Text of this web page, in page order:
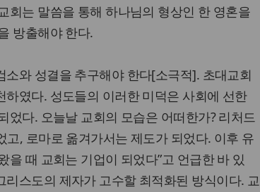
회는 말씀을 통해 하나님의 형상인 한 영혼을
방출해야 한다.
와 성결을 추구해야 한다[소극적]. 초대교회
였다. 성도들의 이러한 미덕은 사회에 선한
었다. 오늘날 교회의 모습은 어떠한가? 리처드
, 로마로 옮겨가서는 제도가 되었다. 이후 유
때 교회는 기업이 되었다”고 언급한 바 있
스도의 제자가 고수할 최적화된 방식이다. 교